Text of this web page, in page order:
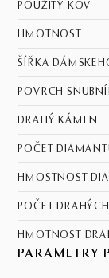
POUŽITÝ KOV
HMOTNOST
ŠÍŘKA
POVRCH
DRAHÝ KÁMEN
POČET
HMOSTNOST
POČET
HMOTNOST
PARAMETRY